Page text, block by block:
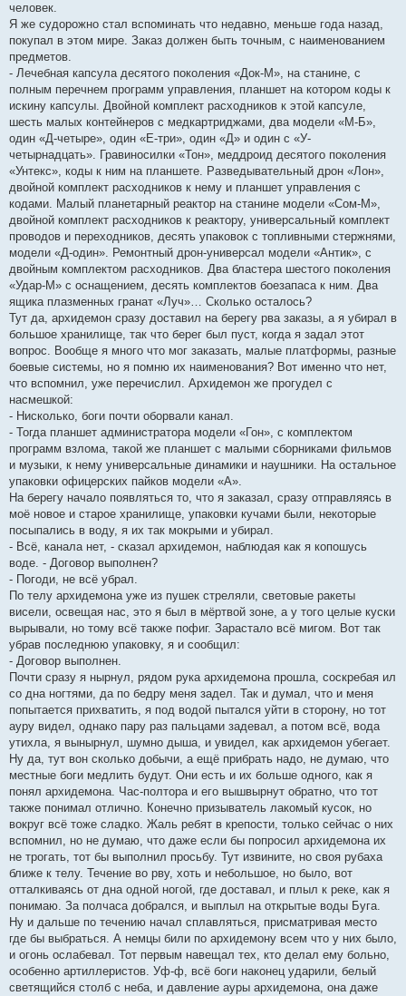
человек.
Я же судорожно стал вспоминать что недавно, меньше года назад,
покупал в этом мире. Заказ должен быть точным, с наименованием
предметов.
- Лечебная капсула десятого поколения «Док-М», на станине, с
полным перечнем программ управления, планшет на котором коды к
искину капсулы. Двойной комплект расходников к этой капсуле,
шесть малых контейнеров с медкартриджами, два модели «М-Б»,
один «Д-четыре», один «Е-три», один «Д» и один с «У-
четырнадцать». Гравиносилки «Тон», меддроид десятого поколения
«Унтекс», коды к ним на планшете. Разведывательный дрон «Лон»,
двойной комплект расходников к нему и планшет управления с
кодами. Малый планетарный реактор на станине модели «Сом-М»,
двойной комплект расходников к реактору, универсальный комплект
проводов и переходников, десять упаковок с топливными стержнями,
модели «Д-один». Ремонтный дрон-универсал модели «Антик», с
двойным комплектом расходников. Два бластера шестого поколения
«Удар-М» с оснащением, десять комплектов боезапаса к ним. Два
ящика плазменных гранат «Луч»… Сколько осталось?
Тут да, архидемон сразу доставил на берегу рва заказы, а я убирал в
большое хранилище, так что берег был пуст, когда я задал этот
вопрос. Вообще я много что мог заказать, малые платформы, разные
боевые системы, но я помню их наименования? Вот именно что нет,
что вспомнил, уже перечислил. Архидемон же прогудел с
насмешкой:
- Нисколько, боги почти оборвали канал.
- Тогда планшет администратора модели «Гон», с комплектом
программ взлома, такой же планшет с малыми сборниками фильмов
и музыки, к нему универсальные динамики и наушники. На остальное
упаковки офицерских пайков модели «А».
На берегу начало появляться то, что я заказал, сразу отправляясь в
моё новое и старое хранилище, упаковки кучами были, некоторые
посыпались в воду, я их так мокрыми и убирал.
- Всё, канала нет, - сказал архидемон, наблюдая как я копошусь
воде. - Договор выполнен?
- Погоди, не всё убрал.
По телу архидемона уже из пушек стреляли, световые ракеты
висели, освещая нас, это я был в мёртвой зоне, а у того целые куски
вырывали, но тому всё также пофиг. Зарастало всё мигом. Вот так
убрав последнюю упаковку, я и сообщил:
- Договор выполнен.
Почти сразу я нырнул, рядом рука архидемона прошла, соскребая ил
со дна ногтями, да по бедру меня задел. Так и думал, что и меня
попытается прихватить, я под водой пытался уйти в сторону, но тот
ауру видел, однако пару раз пальцами задевал, а потом всё, вода
утихла, я вынырнул, шумно дыша, и увидел, как архидемон убегает.
Ну да, тут вон сколько добычи, а ещё прибрать надо, не думаю, что
местные боги медлить будут. Они есть и их больше одного, как я
понял архидемона. Час-полтора и его вышвырнут обратно, что тот
также понимал отлично. Конечно призыватель лакомый кусок, но
вокруг всё тоже сладко. Жаль ребят в крепости, только сейчас о них
вспомнил, но не думаю, что даже если бы попросил архидемона их
не трогать, тот бы выполнил просьбу. Тут извините, но своя рубаха
ближе к телу. Течение во рву, хоть и небольшое, но было, вот
отталкиваясь от дна одной ногой, где доставал, и плыл к реке, как я
понимаю. За полчаса добрался, и выплыл на открытые воды Буга.
Ну и дальше по течению начал сплавляться, присматривая место
где бы выбраться. А немцы били по архидемону всем что у них было,
и огонь ослабевал. Тот первым навещал тех, кто делал ему больно,
особенно артиллеристов. Уф-ф, всё боги наконец ударили, белый
светящийся столб с неба, и давление ауры архидемона, она даже